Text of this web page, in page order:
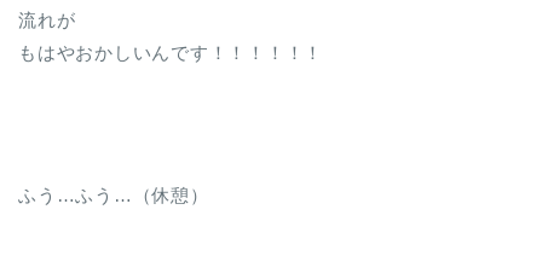
流れが
もはやおかしいんです！！！！！！
ふう…ふう…（休憩）